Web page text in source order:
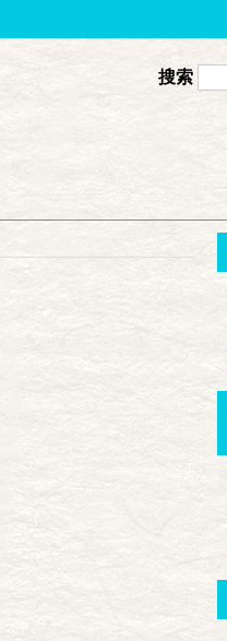
搜索